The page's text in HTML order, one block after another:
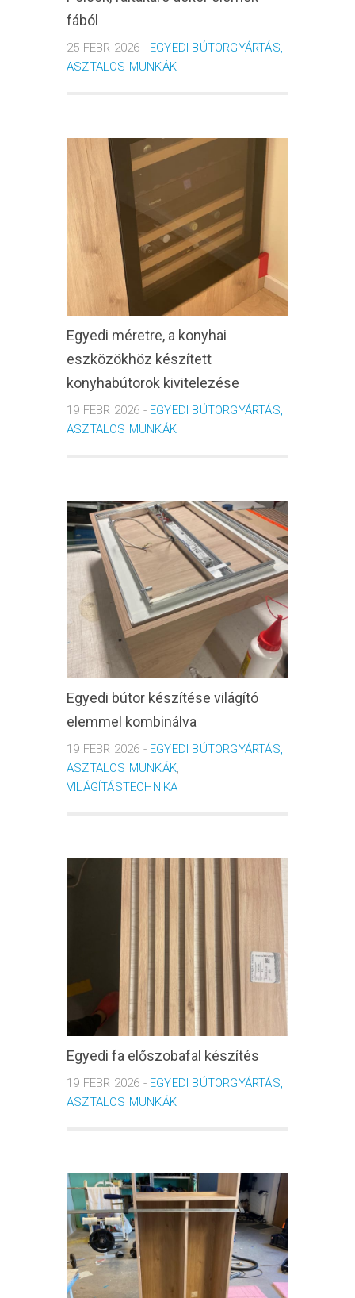
fából
25 FEBR 2026 - EGYEDI BÚTORGYÁRTÁS,
ASZTALOS MUNKÁK
Egyedi méretre, a konyhai
eszközökhöz készített
konyhabútorok kivitelezése
19 FEBR 2026 - EGYEDI BÚTORGYÁRTÁS,
ASZTALOS MUNKÁK
Egyedi bútor készítése világító
elemmel kombinálva
19 FEBR 2026 - EGYEDI BÚTORGYÁRTÁS,
ASZTALOS MUNKÁK,
VILÁGÍTÁSTECHNIKA
Egyedi fa előszobafal készítés
19 FEBR 2026 - EGYEDI BÚTORGYÁRTÁS,
ASZTALOS MUNKÁK